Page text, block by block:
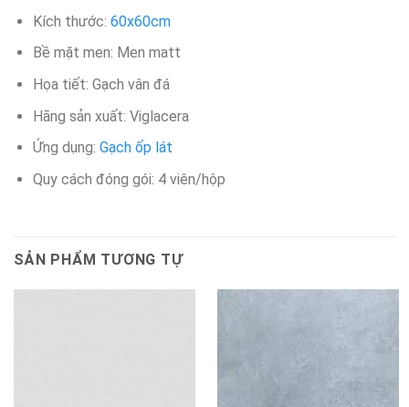
Kích thước: 60x60cm
Bề mặt men: Men matt
Họa tiết: Gạch vân đá
Hãng sản xuất: Viglacera
Ứng dụng: Gạch ốp lát
Quy cách đóng gói: 4 viên/hộp​
SẢN PHẨM TƯƠNG TỰ